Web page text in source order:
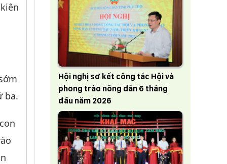
ba.
Hội nghị sơ kết công tác Hội và
phong trào nông dân 6 tháng
đầu năm 2026